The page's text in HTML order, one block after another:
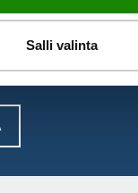
Salli valinta
VASTAUSTA